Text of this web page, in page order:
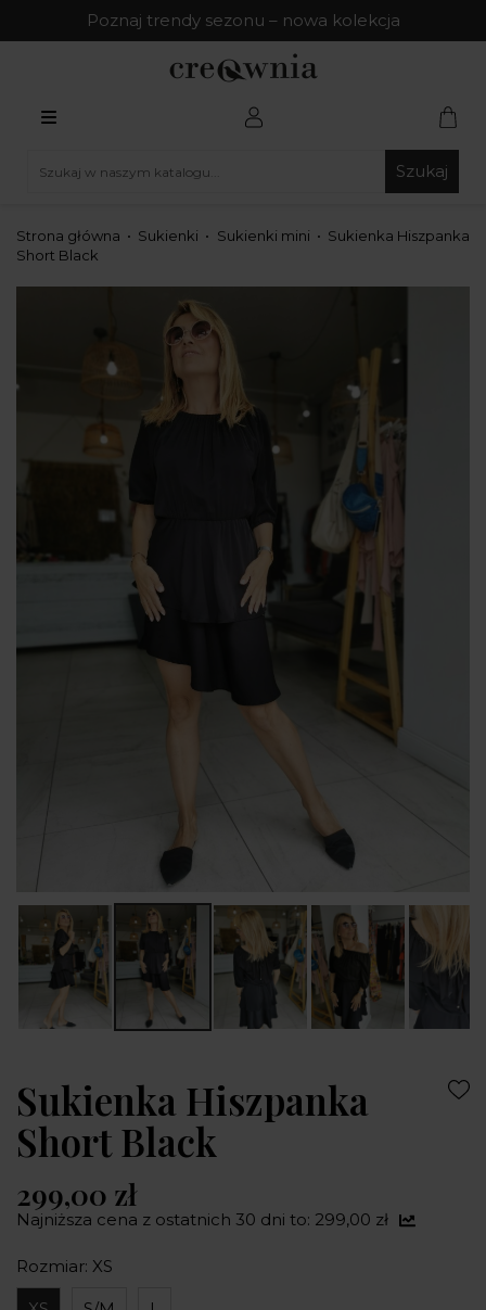
Poznaj trendy sezonu – nowa kolekcja
Szukaj
Strona główna Sukienki Sukienki mini
Sukienka Hiszpanka
Short Black
Sukienka Hiszpanka
Short Black
299,00 zł
Najniższa cena z ostatnich 30 dni to: 299,00 zł
Rozmiar: XS